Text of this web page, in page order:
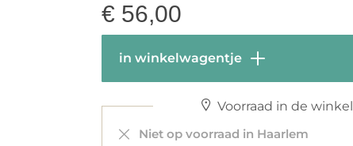
€ 56,00
in winkelwagentje
Voorraad in de winkel
Niet op voorraad in Haarlem